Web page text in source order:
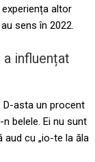
altor
sens în 2022.
influențat
asta un procent
belele. Ei nu sunt
aud cu „io-te la ăla